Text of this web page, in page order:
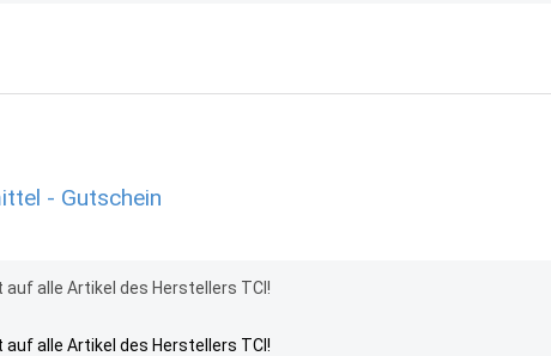
- Gutschein
alle Artikel des Herstellers TCI!
alle Artikel des Herstellers TCI!